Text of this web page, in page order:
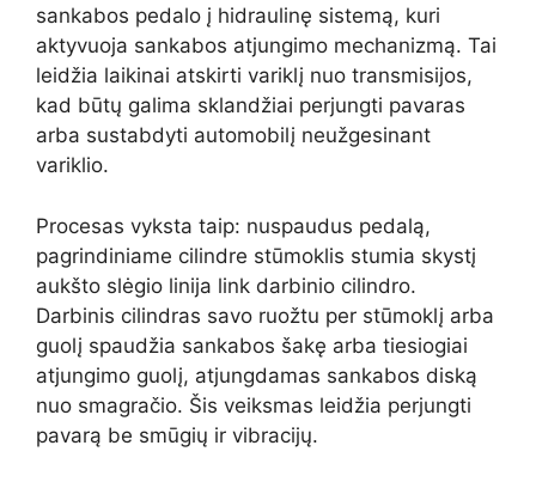
sankabos pedalo į hidraulinę sistemą, kuri
aktyvuoja sankabos atjungimo mechanizmą. Tai
leidžia laikinai atskirti variklį nuo transmisijos,
kad būtų galima sklandžiai perjungti pavaras
arba sustabdyti automobilį neužgesinant
variklio.
Procesas vyksta taip: nuspaudus pedalą,
pagrindiniame cilindre stūmoklis stumia skystį
aukšto slėgio linija link darbinio cilindro.
Darbinis cilindras savo ruožtu per stūmoklį arba
guolį spaudžia sankabos šakę arba tiesiogiai
atjungimo guolį, atjungdamas sankabos diską
nuo smagračio. Šis veiksmas leidžia perjungti
pavarą be smūgių ir vibracijų.